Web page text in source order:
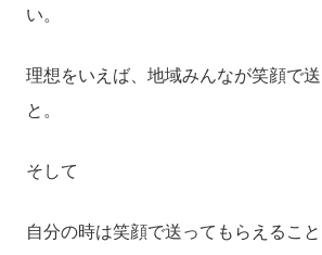
い。
理想をいえば、地域みんなが笑顔で
と。
そして
自分の時は笑顔で送ってもらえること